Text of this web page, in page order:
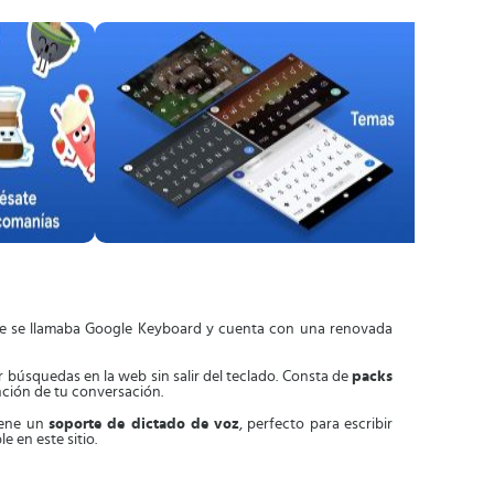
llamaba Google Keyboard y cuenta con una renovada
búsquedas en la web sin salir del teclado. Consta depacks
de tu conversación.
unsoporte de dictado de voz, perfecto para escribir
en este sitio.